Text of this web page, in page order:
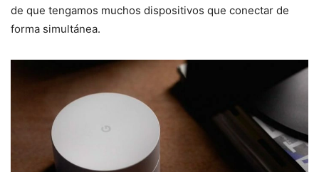
de que tengamos muchos dispositivos que conectar de
forma simultánea.